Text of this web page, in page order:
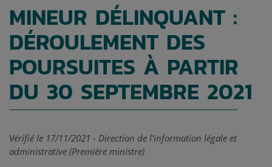
MINEUR DÉLINQUANT :
DÉROULEMENT DES
POURSUITES À PARTIR
DU 30 SEPTEMBRE 2021
Vérifié le 17/11/2021 - Direction de l'information légale et
administrative (Première ministre)